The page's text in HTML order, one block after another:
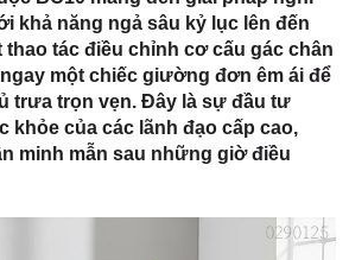
HCM
khả năng ngả sâu kỷ lục lên đến
thao tác điều chỉnh cơ cấu gác chân
một chiếc giường đơn êm ái để
trưa trọn vẹn. Đây là sự đầu tư
khỏe của các lãnh đạo cấp cao,
minh mẫn sau những giờ điều